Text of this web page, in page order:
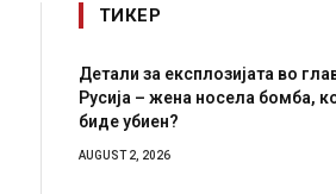
ТИКЕР
Детали за експлозијата во
Русија – жена носела бомба,
биде убиен?
AUGUST 2, 2026